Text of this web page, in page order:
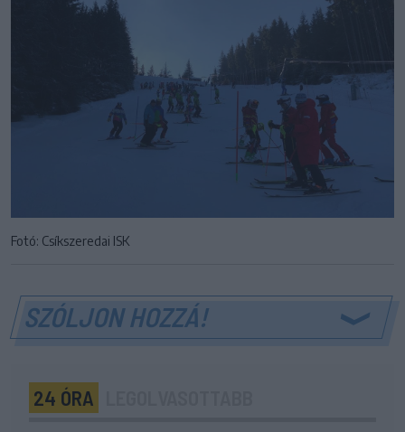
Fotó: Csíkszeredai ISK
SZÓLJON HOZZÁ!
24 ÓRA